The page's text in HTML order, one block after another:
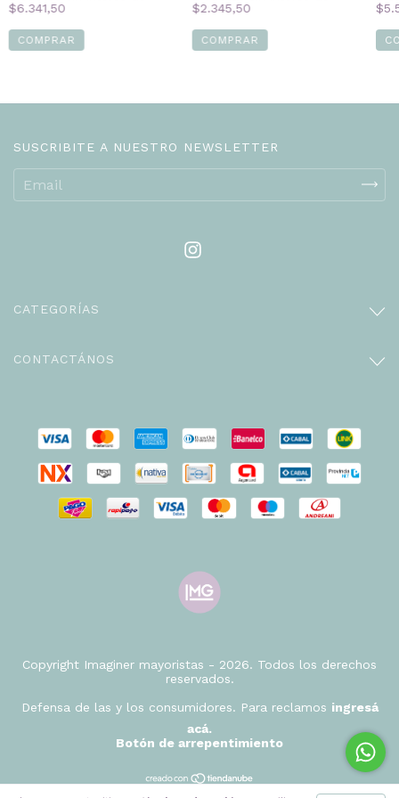
$6.341,50
COMPRAR
$2.345,50
COMPRAR
SUSCRIBITE A NUESTRO NEWSLETTER
CATEGORÍAS
CONTACTÁNOS
Copyright Imaginer mayoristas - 2026. Todos los derechos
reservados.
Defensa de las y los consumidores. Para reclamos ingresá
acá.
Botón de arrepentimiento